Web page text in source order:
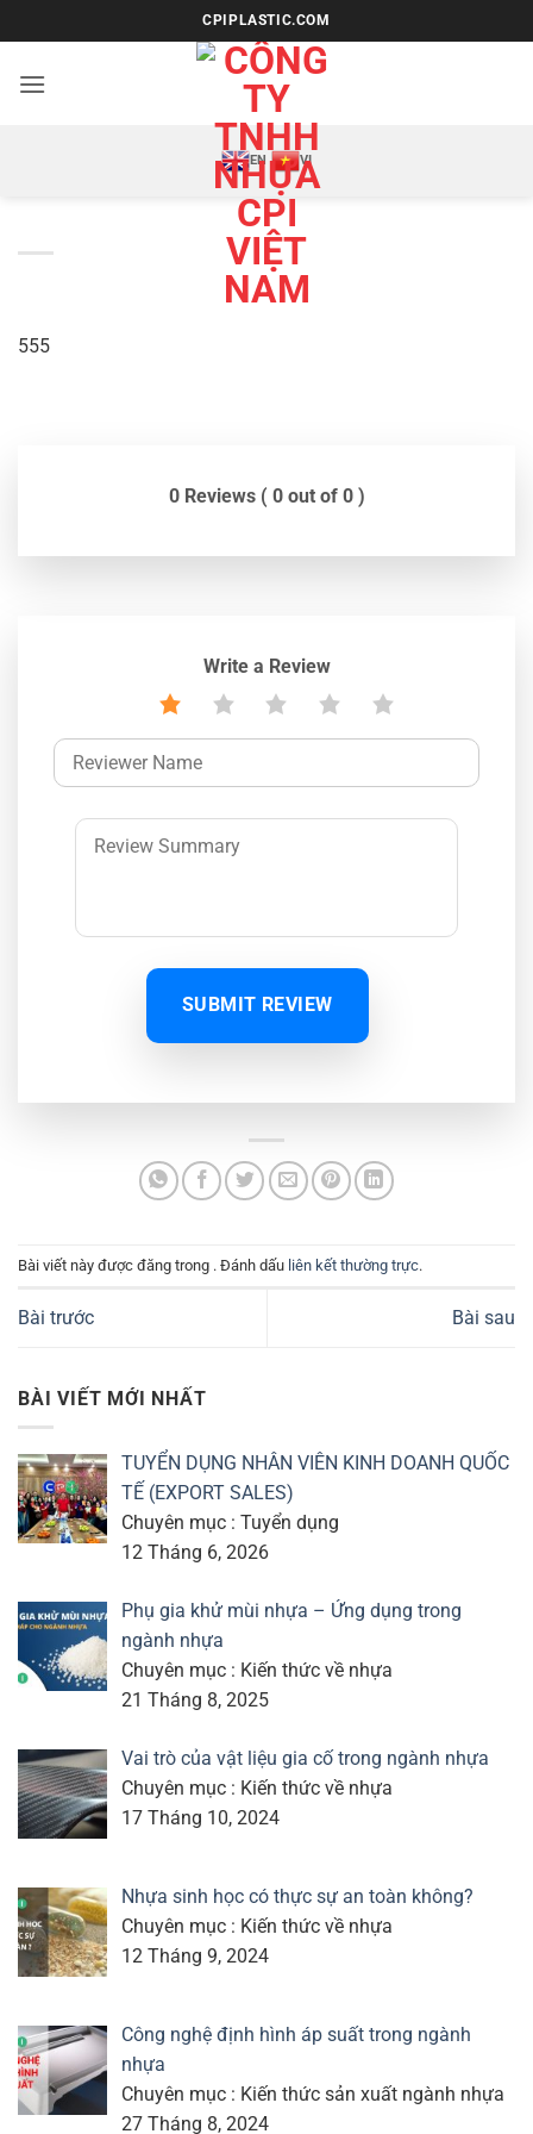
qua
nội
CPIPLASTIC.COM
EN VI
555
0 Reviews ( 0 out of 0 )
Write a Review
SUBMIT REVIEW
Bài viết này được đăng trong . Đánh dấu liên kết thường trực.
Bài trước Bài sau
BÀI VIẾT MỚI NHẤT
TUYỂN DỤNG NHÂN VIÊN KINH DOANH QUỐC
TẾ (EXPORT SALES)
Chuyên mục : Tuyển dụng
12 Tháng 6, 2026
Phụ gia khử mùi nhựa – Ứng dụng trong
ngành nhựa
Chuyên mục : Kiến thức về nhựa
21 Tháng 8, 2025
Vai trò của vật liệu gia cố trong ngành nhựa
Chuyên mục : Kiến thức về nhựa
17 Tháng 10, 2024
Nhựa sinh học có thực sự an toàn không?
Chuyên mục : Kiến thức về nhựa
12 Tháng 9, 2024
Công nghệ định hình áp suất trong ngành
nhựa
Chuyên mục : Kiến thức sản xuất ngành nhựa
27 Tháng 8, 2024